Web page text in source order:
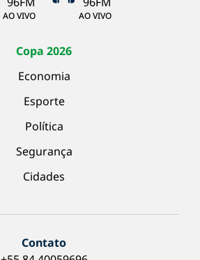
AO VIVO AO VIVO
Copa 2026
Economia
Esporte
Política
Segurança
Cidades
Contato